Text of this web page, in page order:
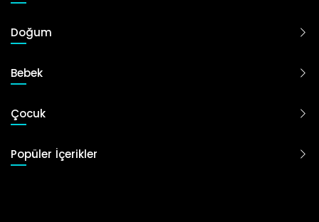
Doğum
Bebek
Çocuk
Popüler İçerikler